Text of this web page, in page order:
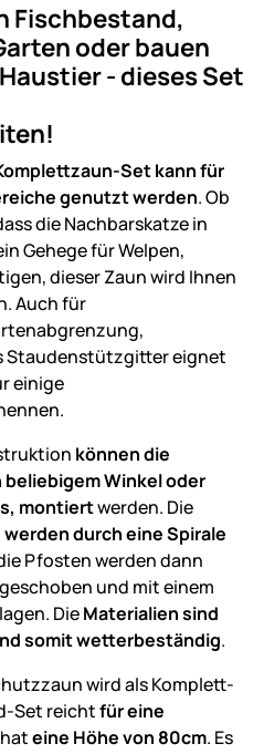
Fischbestand,
oder bauen
- dieses Set
Set kann für
genutzt werden. Ob
die Nachbarskatze in
Gehege für Welpen,
dieser Zaun wird Ihnen
Auch für
Staudenstützgitter eignet
einige
können die
Winkel oder
montiertwerden. Die
durch eine Spirale
Pfosten werden dann
und mit einem
DieMaterialien sind
somit wetterbeständig.
wird als Komplett-
Set reichtfür eine
eine Höhe von 80cm. Es